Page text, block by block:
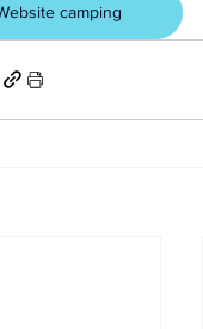
camping